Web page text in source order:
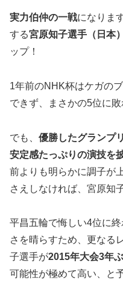
実力伯仲の一戦になりま
する宮原知子選手（日本）
ップ！
1年前のNHK杯はケガの
できず、まさかの5位に敗
でも、 優勝したグランプ
安定感たっぷりの演技を
前よりも明らかに調子が
さえしなければ、宮原知
平昌五輪で悔しい4位に
さを晴らすため、更なる
子選手が2015年大会3年
可能性が極めて高い、と